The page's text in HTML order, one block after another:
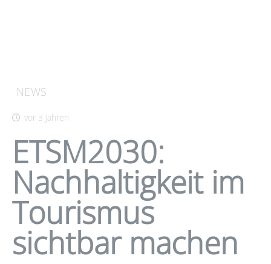
NEWS
vor 3 Jahren
ETSM2030:
Nachhaltigkeit im
Tourismus
sichtbar machen